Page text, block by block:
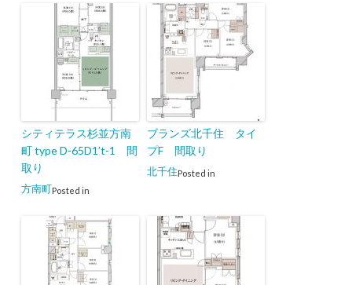
シティテラス杉並方南
町 type D-65D1’t-1 間
取り
Posted in
方南町
ブランズ北千住 タイ
プF 間取り
Posted in
北千住